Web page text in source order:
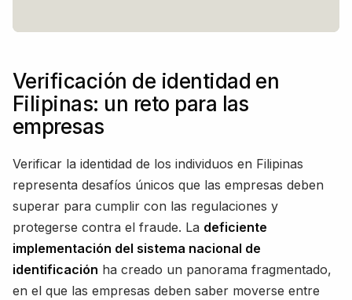
Verificación de identidad en
Filipinas: un reto para las
empresas
Verificar la identidad de los individuos en Filipinas
representa desafíos únicos que las empresas deben
superar para cumplir con las regulaciones y
protegerse contra el fraude. La deficiente
implementación del sistema nacional de
identificación ha creado un panorama fragmentado,
en el que las empresas deben saber moverse entre